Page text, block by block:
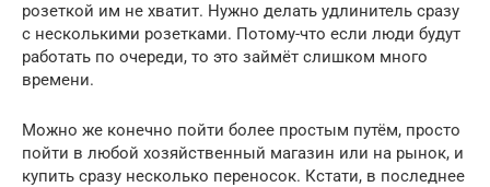
розеткой им не хватит. Нужно делать удлинитель сразу
с несколькими розетками. Потому-что если люди будут
работать по очереди, то это займёт слишком много
времени.
Можно же конечно пойти более простым путём, просто
пойти в любой хозяйственный магазин или на рынок, и
купить сразу несколько переносок. Кстати, в последнее